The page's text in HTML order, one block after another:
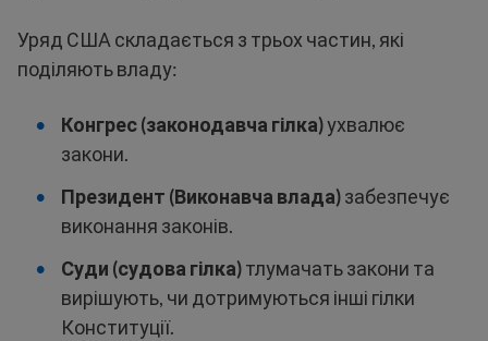
Уряд США складається з трьох частин, які
поділяють владу:
Конгрес (законодавча гілка)ухвалює
закони.
Президент (Виконавча влада)забезпечує
виконання законів.
Суди (судова гілка)тлумачать закони та
вирішують, чи дотримуються інші гілки
Конституції.